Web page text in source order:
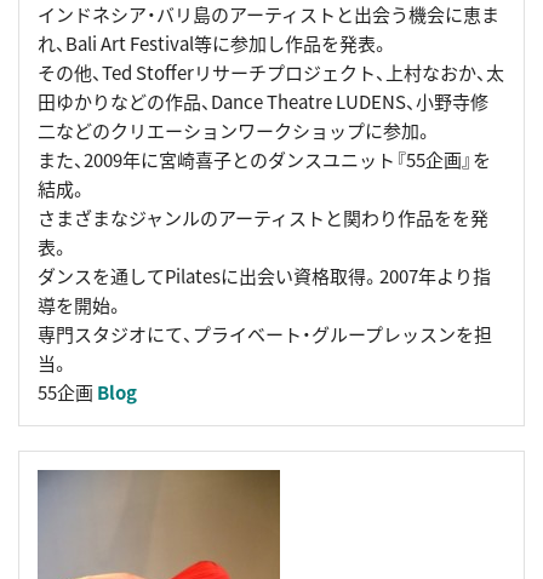
インドネシア・バリ島のアーティストと出会う機会に恵ま
れ、Bali Art Festival等に参加し作品を発表。
その他、Ted Stofferリサーチプロジェクト、上村なおか、太
田ゆかりなどの作品、Dance Theatre LUDENS、小野寺修
二などのクリエーションワークショップに参加。
また、2009年に宮崎喜子とのダンスユニット『55企画』を
結成。
さまざまなジャンルのアーティストと関わり作品をを発
表。
ダンスを通してPilatesに出会い資格取得。2007年より指
導を開始。
専門スタジオにて、プライベート・グループレッスンを担
当。
55企画 Blog